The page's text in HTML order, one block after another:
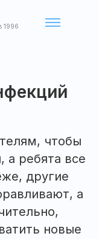
1996
чтобы
а ребята все
другие
а
новые